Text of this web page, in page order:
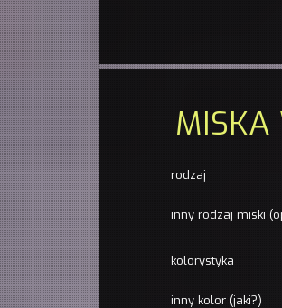
MISKA
rodzaj
inny rodzaj miski
kolorystyka
inny kolor (jaki?)